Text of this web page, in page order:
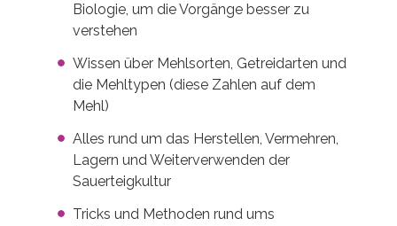
Biologie, um die Vorgänge besser zu
verstehen
Wissen über Mehlsorten, Getreidarten und
die Mehltypen (diese Zahlen auf dem
Mehl)
Alles rund um das Herstellen, Vermehren,
Lagern und Weiterverwenden der
Sauerteigkultur
Tricks und Methoden rund ums